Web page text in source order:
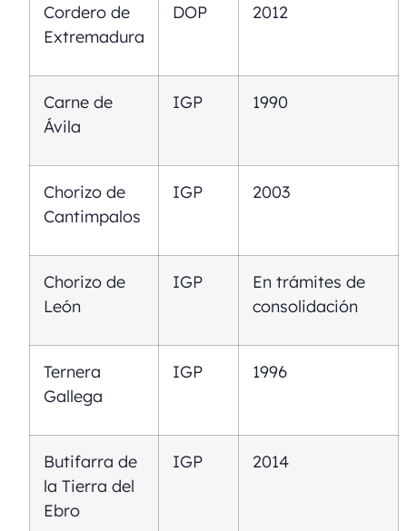
Cordero de
Extremadura
DOP 2012
Carne de
Ávila
IGP 1990
Chorizo de
Cantimpalos
IGP 2003
Chorizo de
León
IGP
En trámites de
consolidación
Ternera
Gallega
IGP 1996
Butifarra de
la Tierra del
Ebro
IGP 2014